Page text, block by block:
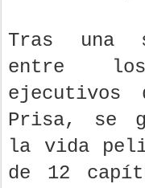
Tras una
entre
ejecutivos
Prisa, se
la vida
de 12